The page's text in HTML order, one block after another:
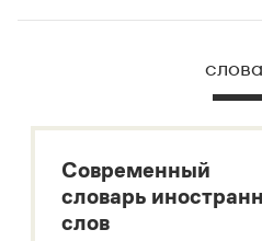
В метасловаре Грамоты в
Русский орфографический
Большой толковый словарь
Современный словарь
Звук – технология синтеза
Современный
словарь
слов